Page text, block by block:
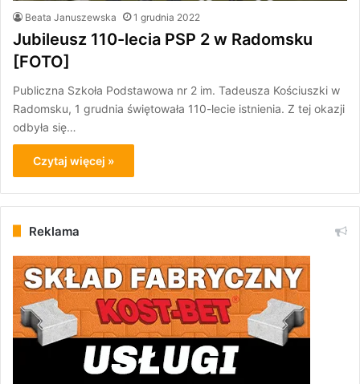
Beata Januszewska 1 grudnia 2022
Jubileusz 110-lecia PSP 2 w Radomsku
[FOTO]
Publiczna Szkoła Podstawowa nr 2 im. Tadeusza Kościuszki w
Radomsku, 1 grudnia świętowała 110-lecie istnienia. Z tej okazji
odbyła się…
Czytaj więcej »
Reklama